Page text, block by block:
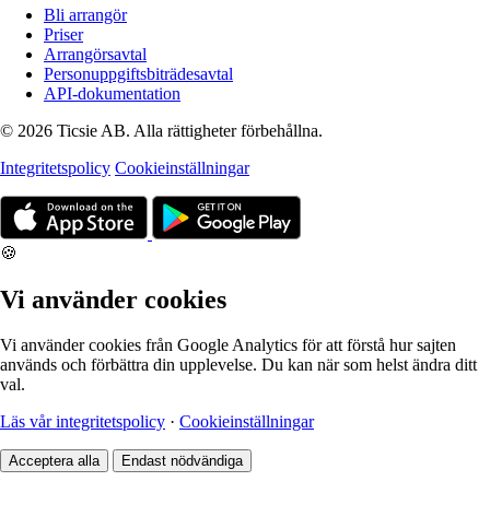
Bli arrangör
Priser
Arrangörsavtal
Personuppgiftsbiträdesavtal
API-dokumentation
© 2026 Ticsie AB. Alla rättigheter förbehållna.
Integritetspolicy Cookieinställningar
🍪
Vi använder cookies
Vi använder cookies från Google Analytics för att förstå hur sajten
används och förbättra din upplevelse. Du kan när som helst ändra ditt
val.
Läs vår integritetspolicy · Cookieinställningar
Acceptera alla Endast nödvändiga